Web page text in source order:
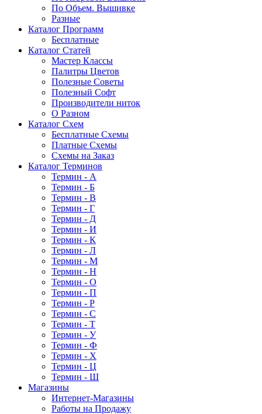
По Объем. Вышивке
Разные
Каталог Программ
Бесплатные
Каталог Статей
Мастер Классы
Палитры Цветов
Полезные Советы
Полезный Софт
Производители ниток
О Разном
Каталог Схем
Бесплатные Схемы
Платные Схемы
Схемы на Заказ
Каталог Терминов
Термин - А
Термин - Б
Термин - В
Термин - Г
Термин - Д
Термин - И
Термин - К
Термин - Л
Термин - М
Термин - Н
Термин - О
Термин - П
Термин - Р
Термин - С
Термин - Т
Термин - У
Термин - Ф
Термин - Х
Термин - Ц
Термин - Ш
Магазины
Интернет-Магазины
Работы на Продажу